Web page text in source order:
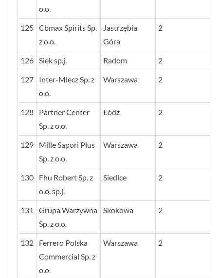
o.o.
125 Cbmax Spirits Sp.
z o.o.
Jastrzębia
Góra
2
126 Siek sp.j. Radom 2
127
Inter-Mlecz Sp. z
o.o.
Warszawa 2
128
Partner Center
Sp. z o.o.
Łódź 2
129
Mille Sapori Plus
Sp. z o.o.
Warszawa 2
130
Fhu Robert Sp. z
o.o. sp.j.
Siedlce 2
131
Grupa Warzywna
Sp. z o.o.
Skokowa 2
132
Ferrero Polska
Commercial Sp. z
o.o.
Warszawa 2